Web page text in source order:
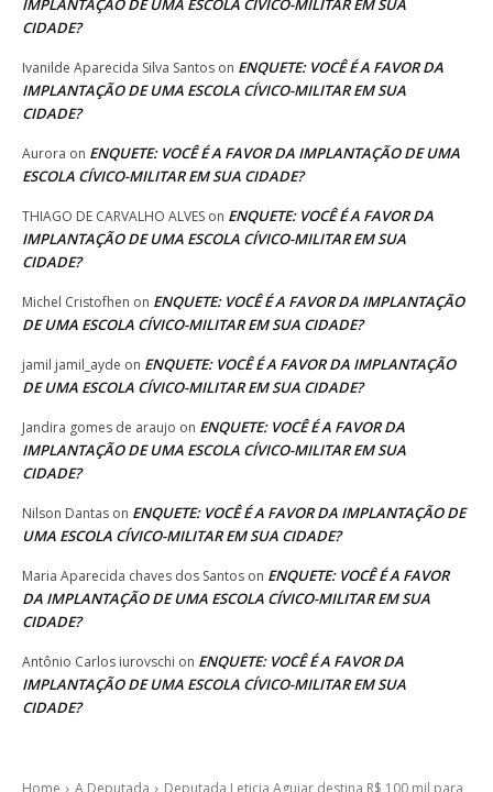
IMPLANTAÇÃO DE UMA ESCOLA CÍVICO-MILITAR EM SUA
CIDADE?
Ivanilde Aparecida Silva Santos on ENQUETE: VOCÊ É A FAVOR DA
IMPLANTAÇÃO DE UMA ESCOLA CÍVICO-MILITAR EM SUA
CIDADE?
Aurora on ENQUETE: VOCÊ É A FAVOR DA IMPLANTAÇÃO DE UMA
ESCOLA CÍVICO-MILITAR EM SUA CIDADE?
THIAGO DE CARVALHO ALVES on ENQUETE: VOCÊ É A FAVOR DA
IMPLANTAÇÃO DE UMA ESCOLA CÍVICO-MILITAR EM SUA
CIDADE?
Michel Cristofhen on ENQUETE: VOCÊ É A FAVOR DA IMPLANTAÇÃO
DE UMA ESCOLA CÍVICO-MILITAR EM SUA CIDADE?
jamil jamil_ayde on ENQUETE: VOCÊ É A FAVOR DA IMPLANTAÇÃO
DE UMA ESCOLA CÍVICO-MILITAR EM SUA CIDADE?
Jandira gomes de araujo on ENQUETE: VOCÊ É A FAVOR DA
IMPLANTAÇÃO DE UMA ESCOLA CÍVICO-MILITAR EM SUA
CIDADE?
Nilson Dantas on ENQUETE: VOCÊ É A FAVOR DA IMPLANTAÇÃO DE
UMA ESCOLA CÍVICO-MILITAR EM SUA CIDADE?
Maria Aparecida chaves dos Santos on ENQUETE: VOCÊ É A FAVOR
DA IMPLANTAÇÃO DE UMA ESCOLA CÍVICO-MILITAR EM SUA
CIDADE?
Antônio Carlos iurovschi on ENQUETE: VOCÊ É A FAVOR DA
IMPLANTAÇÃO DE UMA ESCOLA CÍVICO-MILITAR EM SUA
CIDADE?